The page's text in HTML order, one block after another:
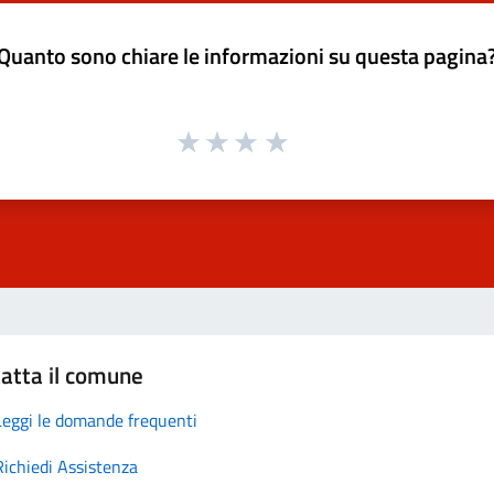
sono chiare le informazioni su questa
il comune
le domande frequenti
Assistenza